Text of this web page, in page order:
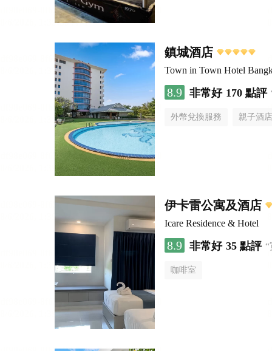
鎮城酒店
Town in Town Hotel
8.9 非常好 170 點評
外幣兌換服務 親子酒店
伊卡雷公寓及酒店
Icare Residence & Hotel
8.9 非常好 35 點評
咖啡室